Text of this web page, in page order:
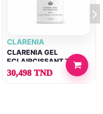
CLARENIA
CLARENIA GEL
ECLAIRCISSANT ZONE
INTIME
30,498 TND